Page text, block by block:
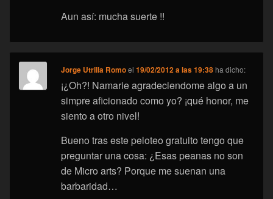
Aun así: mucha suerte !!
Jorge Utrilla Romoel19/02/2012 a las 19:38 ha dicho:
¡¿Oh?! Namarie agradeciendome algo a un
simpre aficionado como yo? ¡qué honor, me
siento a otro nivel!
Bueno tras este peloteo gratuito tengo que
preguntar una cosa: ¿Esas peanas no son
de Micro arts? Porque me suenan una
barbaridad…